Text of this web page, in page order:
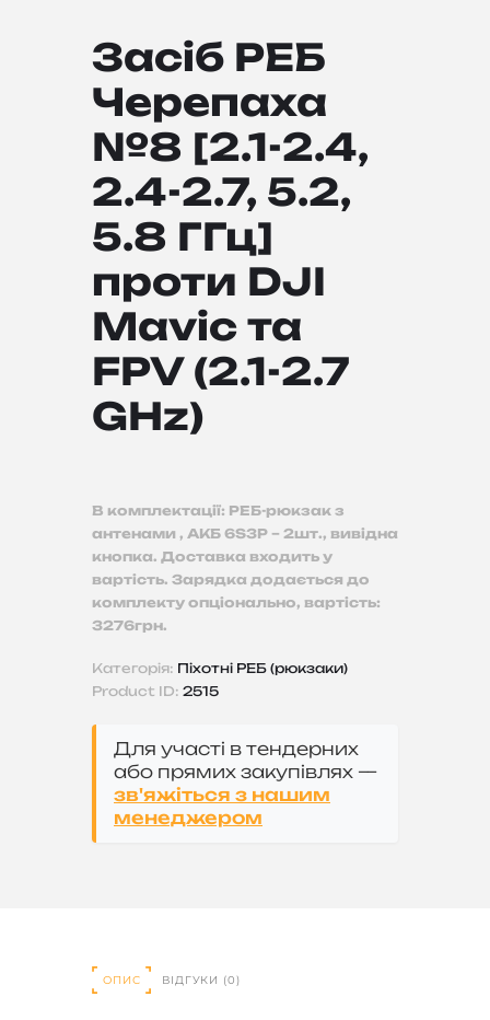
Засіб РЕБ
Черепаха
№8 [2.1-2.4,
2.4-2.7, 5.2,
5.8 ГГц]
проти DJI
Mavic та
FPV (2.1-2.7
GHz)
В комплектації: РЕБ-рюкзак з
антенами , АКБ 6S3P – 2шт., вивідна
кнопка. Доставка входить у
вартість. Зарядка додається до
комплекту опціонально, вартість:
3276грн.
Категорія: Піхотні РЕБ (рюкзаки)
Product ID: 2515
Для участі в тендерних
або прямих закупівлях —
зв'яжіться з нашим
менеджером
ОПИС ВІДГУКИ (0)